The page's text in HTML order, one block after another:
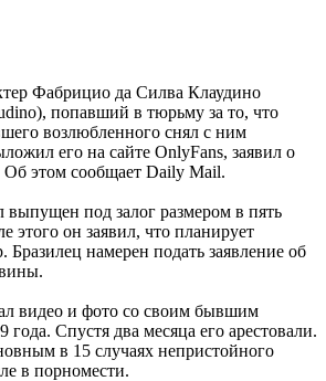
Фабрицио да Силва Клаудино
попавший в тюрьму за то, что
возлюбленного снял с ним
его на сайте OnlyFans, заявил о
Об этом сообщает Daily Mail.
выпущен под залог размером в пять
этого он заявил, что планирует
Бразилец намерен подать заявление об
видео и фото со своим бывшим
года. Спустя два месяца его арестовали.
в 15 случаях непристойного
в порномести.